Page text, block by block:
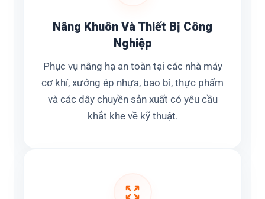
Nâng Khuôn Và Thiết Bị Công
Nghiệp
Phục vụ nâng hạ an toàn tại các nhà máy
cơ khí, xưởng ép nhựa, bao bì, thực phẩm
và các dây chuyền sản xuất có yêu cầu
khắt khe về kỹ thuật.